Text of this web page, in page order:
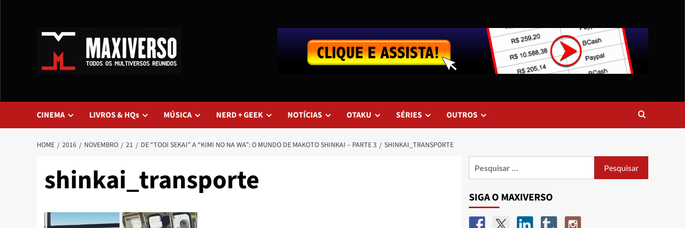
CINEMA LIVROS & HQs MÚSICA NERD + GEEK NOTÍCIAS OTAKU SÉRIES OUTROS
HOME 2016 NOVEMBRO 21 DE “TOOI SEKAI” A “KIMI NO NA WA”: O MUNDO DE MAKOTO SHINKAI – PARTE 3 SHINKAI_TRANSPORTE
shinkai_transporte SIGA O MAXIVERSO